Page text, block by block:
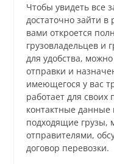
Чтобы увидеть все
достаточно зайти в
вами откроется
грузовладельцев и
для удобства,
отправки и
имеющегося у вас
работает для своих
контактные данные
подходящие грузы,
отправителями,
договор перевозки.